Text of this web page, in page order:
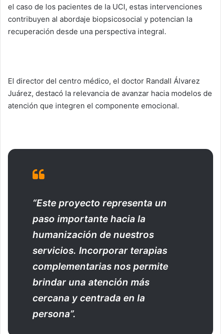
el caso de los pacientes de la UCI, estas intervenciones
contribuyen al abordaje biopsicosocial y potencian la
recuperación desde una perspectiva integral.
El director del centro médico, el doctor Randall Álvarez
Juárez, destacó la relevancia de avanzar hacia modelos de
atención que integren el componente emocional.
“Este proyecto representa un
paso importante hacia la
humanización de nuestros
servicios. Incorporar terapias
complementarias nos permite
brindar una atención más
cercana y centrada en la
persona”.